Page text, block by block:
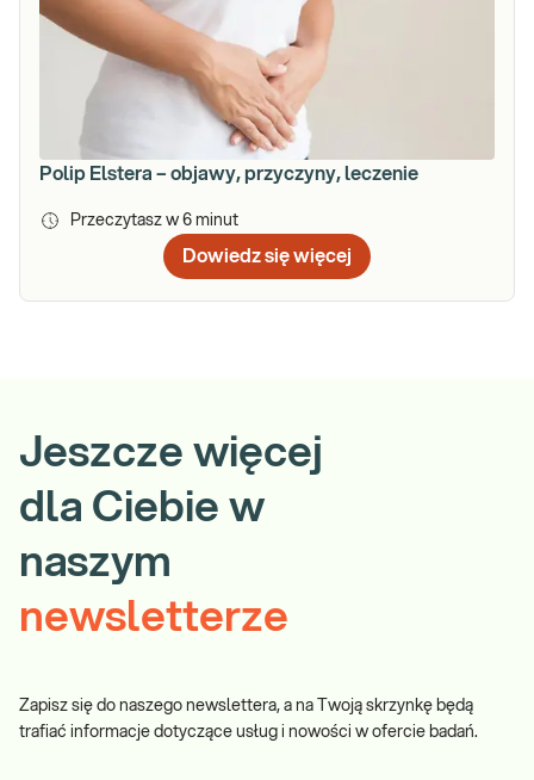
Polip Elstera – objawy, przyczyny, leczenie
Przeczytasz w 6 minut
Dowiedz się więcej
Jeszcze więcej
dla Ciebie w
naszym
newsletterze
Zapisz się do naszego newslettera, a na Twoją skrzynkę będą
trafiać informacje dotyczące usług i nowości w ofercie badań.